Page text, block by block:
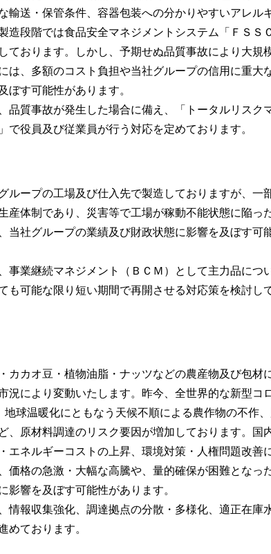
輸送・保管条件、容器包装への分かりやすいアレル
造段階では食品安全マネジメントシステム「ＦＳＳ
ております。しかし、予期せぬ品質事故により大規
は、多額のコスト負担や当社グループの信用に重大
ぼす可能性があります。
品質事故が発生した場合に備え、「トータルリスク
で役員及び従業員が行う対応を定めております。
ループの工場及び仕入先で製造しておりますが、一
産体制であり、災害等で工場が稼動不能状態に陥っ
当社グループの業績及び財政状態に影響を及ぼす可
事業継続マネジメント（ＢＣＭ）として主力品につ
も可能な限り短い期間で再開させる対応策を検討し
カカオ豆・植物油脂・ナッツなどの農産物及び包材
況により変動いたします。昨今、全世界的な新型コ
球温暖化にともなう天候不順による農作物の不作
、原材料調達のリスク要因が増加しております。国
エネルギーコストの上昇、環境対策・人権問題改善
価格の急激・大幅な高騰や、量的確保が困難となっ
影響を及ぼす可能性があります。
情報収集強化、調達拠点の分散・多様化、適正在庫
めております。